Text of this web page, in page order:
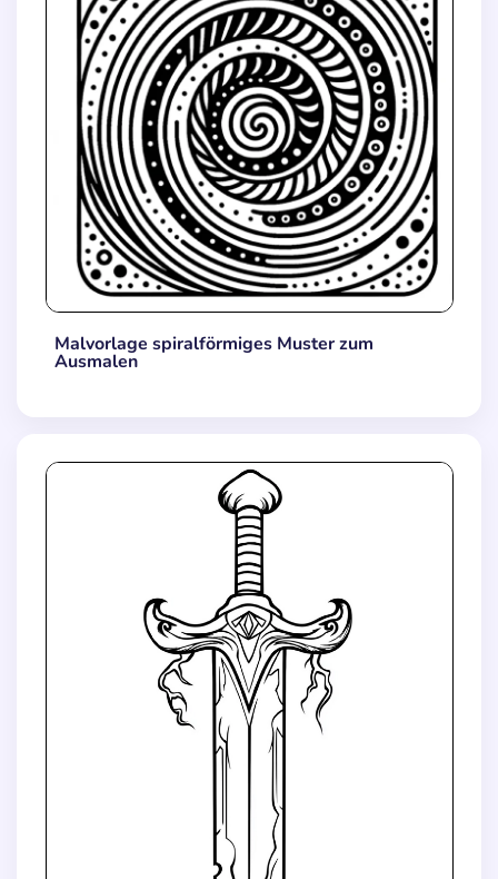
Malvorlage spiralförmiges Muster zum
Ausmalen